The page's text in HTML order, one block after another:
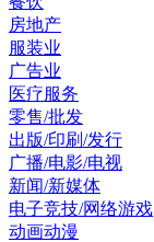
房地产
服装业
广告业
医疗服务
零售/批发
出版/印刷/发行
广播/电影/电视
新闻/新媒体
电子竞技/网络游戏
动画动漫